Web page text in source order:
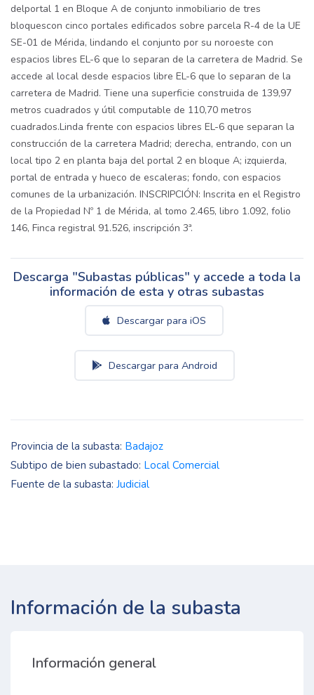
delportal 1 en Bloque A de conjunto inmobiliario de tres
bloquescon cinco portales edificados sobre parcela R-4 de la UE
SE-01 de Mérida, lindando el conjunto por su noroeste con
espacios libres EL-6 que lo separan de la carretera de Madrid. Se
accede al local desde espacios libre EL-6 que lo separan de la
carretera de Madrid. Tiene una superficie construida de 139,97
metros cuadrados y útil computable de 110,70 metros
cuadrados.Linda frente con espacios libres EL-6 que separan la
construcción de la carretera Madrid; derecha, entrando, con un
local tipo 2 en planta baja del portal 2 en bloque A; izquierda,
portal de entrada y hueco de escaleras; fondo, con espacios
comunes de la urbanización. INSCRIPCIÓN: Inscrita en el Registro
de la Propiedad Nº 1 de Mérida, al tomo 2.465, libro 1.092, folio
146, Finca registral 91.526, inscripción 3ª.
Descarga "Subastas públicas" y accede a toda la
información de esta y otras subastas
Descargar para iOS
Descargar para Android
Provincia de la subasta: Badajoz
Subtipo de bien subastado: Local Comercial
Fuente de la subasta: Judicial
Información de la subasta
Información general